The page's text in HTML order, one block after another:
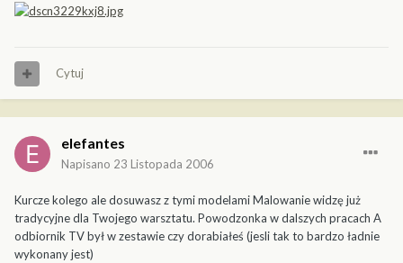
Cytuj
elefantes
Napisano 23 Listopada 2006
Kurcze kolego ale dosuwasz z tymi modelami Malowanie widzę już
tradycyjne dla Twojego warsztatu. Powodzonka w dalszych pracach A
odbiornik TV był w zestawie czy dorabiałeś (jesli tak to bardzo ładnie
wykonany jest)